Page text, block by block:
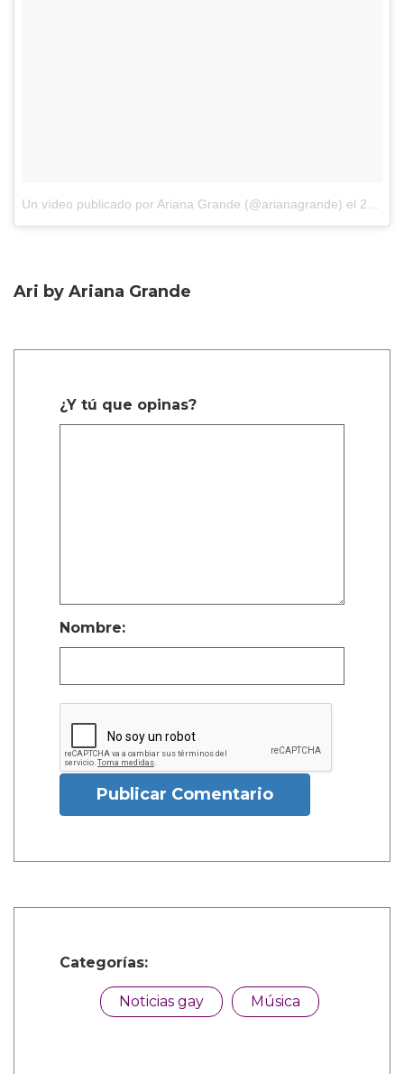
Un vídeo publicado por Ariana Grande (@arianagrande) el 21 de Oct de 2015 a la(s) 9:36 PDT
Ari by Ariana Grande
¿Y tú que opinas?
Nombre:
Publicar Comentario
Categorías:
Noticias gay Música